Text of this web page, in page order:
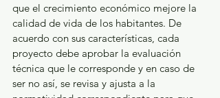
que el crecimiento económico mejore la
calidad de vida de los habitantes. De
acuerdo con sus características, cada
proyecto debe aprobar la evaluación
técnica que le corresponde y en caso de
ser no así, se revisa y ajusta a la